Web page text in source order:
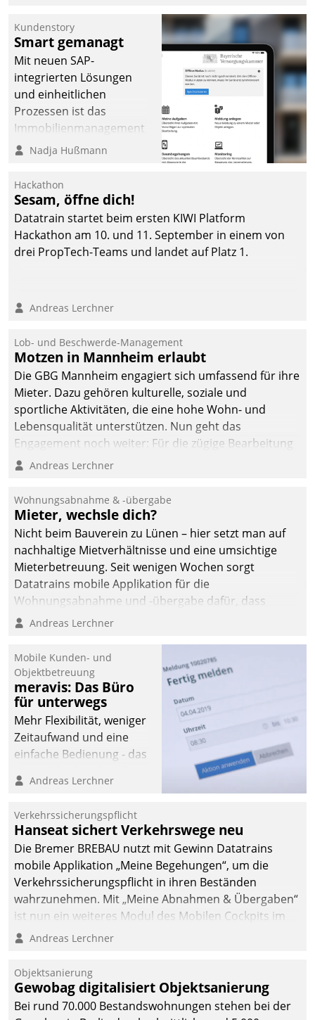
Kundenstory
Smart gemanagt
Mit neuen SAP-
integrierten Lösungen
und einheitlichen
Prozessen ist das
Immobilienmanagement
der Bayerischen
Ressort Kapitalanlage für
künftige Aufgaben und
Herausforderungen
gerüstet.
Nadja Hußmann
Hackathon
Sesam, öffne dich!
Datatrain startet beim ersten KIWI Platform
Hackathon am 10. und 11. September in einem von
drei PropTech-Teams und landet auf Platz 1.
Andreas Lerchner
Lob- und Beschwerde-Management
Motzen in Mannheim erlaubt
Die GBG Mannheim engagiert sich umfassend für ihre
Mieter. Dazu gehören kulturelle, soziale und
sportliche Aktivitäten, die eine hohe Wohn- und
Lebensqualität unterstützen. Nun geht das
Engagement noch weiter: Für die zügige Bearbeitung
von Beschwerden – oder Lob – richtet das
und Beschwerde-Management einen eigenen Kanal
ein.
Andreas Lerchner
Wohnungsabnahme & -übergabe
Mieter, wechsle dich?
Nicht beim Bauverein zu Lünen – hier setzt man auf
nachhaltige Mietverhältnisse und eine umsichtige
Mieterbetreuung. Seit wenigen Wochen sorgt
Datatrains mobile Applikation für die
Wohnungsabnahme und -übergabe dafür, dass
Mieter wohlgeordnet kommen und, so es sein muss,
Andreas Lerchner
Mobile Kunden- und
Objektbetreuung
meravis: Das Büro
für unterwegs
Mehr Flexibilität, weniger
Zeitaufwand und eine
einfache Bedienung - das
Cockpit für mobile
Datatrain. Die meravis
Wohnungsbau- und
Immobilien GmbH hat
sich dabei für den Betrieb
der Lösung über die SAP
Cloud Platform
entschieden - als erstes
Unternehmen am
Andreas Lerchner
Verkehrssicherungspflicht
Hanseat sichert Verkehrswege neu
Die Bremer BREBAU nutzt mit Gewinn Datatrains
mobile Applikation „Meine Begehungen“, um die
Verkehrssicherungspflicht in ihren Beständen
wahrzunehmen. Mit „Meine Abnahmen & Übergaben“
ist nun ein weiteres Modul des Mobilen Cockpits im
Einsatz.
Andreas Lerchner
Objektsanierung
Gewobag digitalisiert Objektsanierung
Bei rund 70.000 Bestandswohnungen stehen bei der